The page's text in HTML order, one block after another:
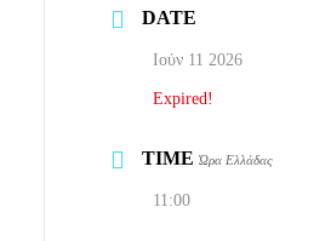
DATE
Ιούν 11 2026
Expired!
TIME Ώρα Ελλάδας
11:00